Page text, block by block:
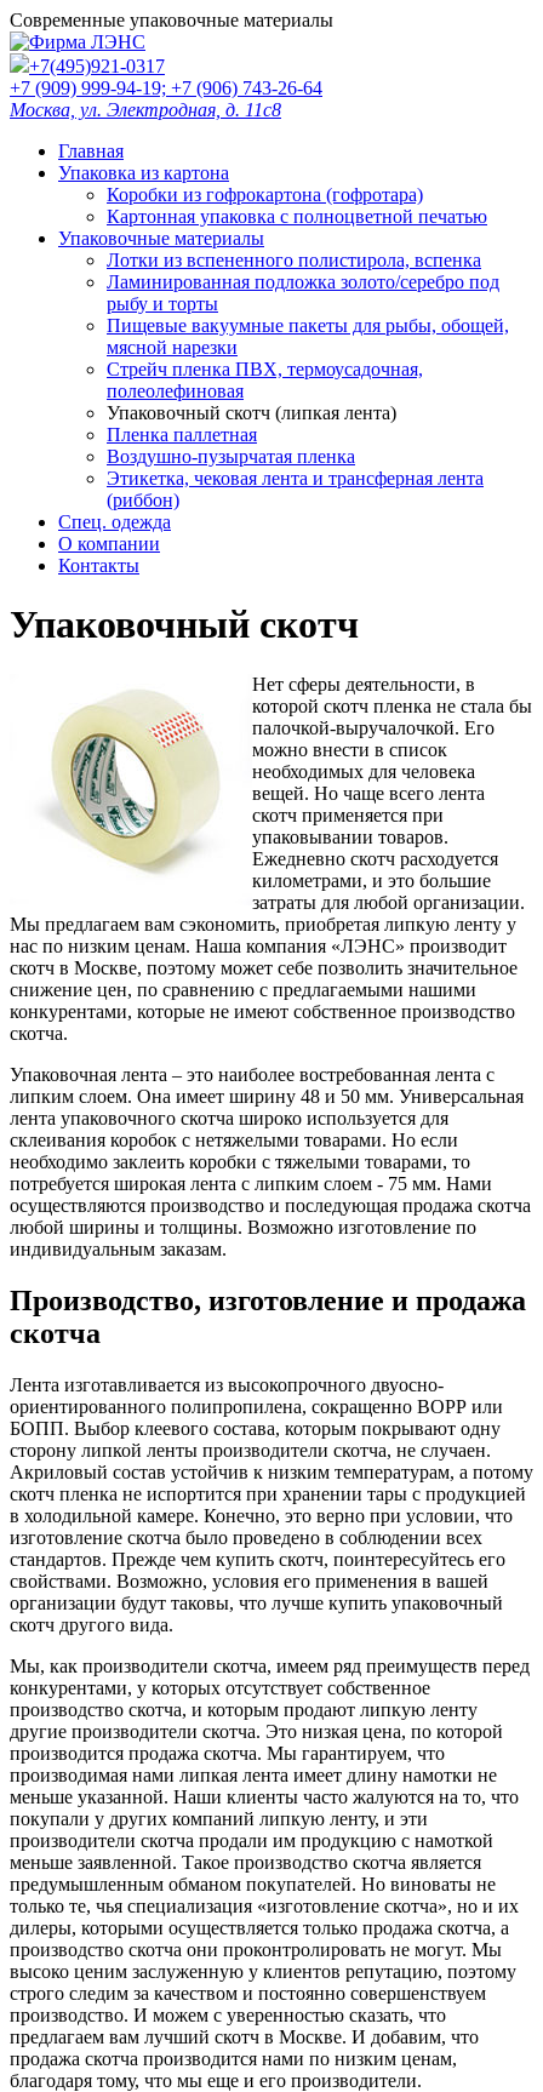
Современные упаковочные материалы
+7(495)921-0317
+7 (909) 999-94-19; +7 (906) 743-26-64
Москва, ул. Электродная, д. 11с8
Главная
Упаковка из картона
Коробки из гофрокартона (гофротара)
Картонная упаковка с полноцветной печатью
Упаковочные материалы
Лотки из вспененного полистирола, вспенка
Ламинированная подложка золото/серебро под
рыбу и торты
Пищевые вакуумные пакеты для рыбы, обощей,
мясной нарезки
Стрейч пленка ПВХ, термоусадочная,
полеолефиновая
Упаковочный скотч (липкая лента)
Пленка паллетная
Воздушно-пузырчатая пленка
Этикетка, чековая лента и трансферная лента
(риббон)
Спец. одежда
О компании
Контакты
Упаковочный скотч
Нет сферы деятельности, в
которой скотч пленка не стала бы
палочкой-выручалочкой. Его
можно внести в список
необходимых для человека
вещей. Но чаще всего лента
скотч применяется при
упаковывании товаров.
Ежедневно скотч расходуется
километрами, и это большие
затраты для любой организации.
Мы предлагаем вам сэкономить, приобретая липкую ленту у
нас по низким ценам. Наша компания «ЛЭНС» производит
скотч в Москве, поэтому может себе позволить значительное
снижение цен, по сравнению с предлагаемыми нашими
конкурентами, которые не имеют собственное производство
скотча.
Упаковочная лента – это наиболее востребованная лента с
липким слоем. Она имеет ширину 48 и 50 мм. Универсальная
лента упаковочного скотча широко используется для
склеивания коробок с нетяжелыми товарами. Но если
необходимо заклеить коробки с тяжелыми товарами, то
потребуется широкая лента с липким слоем - 75 мм. Нами
осуществляются производство и последующая продажа скотча
любой ширины и толщины. Возможно изготовление по
индивидуальным заказам.
Производство, изготовление и продажа
скотча
Лента изготавливается из высокопрочного двуосно-
ориентированного полипропилена, сокращенно ВОРР или
БОПП. Выбор клеевого состава, которым покрывают одну
сторону липкой ленты производители скотча, не случаен.
Акриловый состав устойчив к низким температурам, а потому
скотч пленка не испортится при хранении тары с продукцией
в холодильной камере. Конечно, это верно при условии, что
изготовление скотча было проведено в соблюдении всех
стандартов. Прежде чем купить скотч, поинтересуйтесь его
свойствами. Возможно, условия его применения в вашей
организации будут таковы, что лучше купить упаковочный
скотч другого вида.
Мы, как производители скотча, имеем ряд преимуществ перед
конкурентами, у которых отсутствует собственное
производство скотча, и которым продают липкую ленту
другие производители скотча. Это низкая цена, по которой
производится продажа скотча. Мы гарантируем, что
производимая нами липкая лента имеет длину намотки не
меньше указанной. Наши клиенты часто жалуются на то, что
покупали у других компаний липкую ленту, и эти
производители скотча продали им продукцию с намоткой
меньше заявленной. Такое производство скотча является
предумышленным обманом покупателей. Но виноваты не
только те, чья специализация «изготовление скотча», но и их
дилеры, которыми осуществляется только продажа скотча, а
производство скотча они проконтролировать не могут. Мы
высоко ценим заслуженную у клиентов репутацию, поэтому
строго следим за качеством и постоянно совершенствуем
производство. И можем с уверенностью сказать, что
предлагаем вам лучший скотч в Москве. И добавим, что
продажа скотча производится нами по низким ценам,
благодаря тому, что мы еще и его производители.